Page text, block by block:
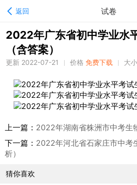
返回 试卷
2022年广东省初中学业水
（含答案）
更新 2022-07-21 价格 免费下载 大小
上一篇： 2022年湖南省株洲市中考生
下一篇： 2022年河北省石家庄市中考
析）
猜你喜欢